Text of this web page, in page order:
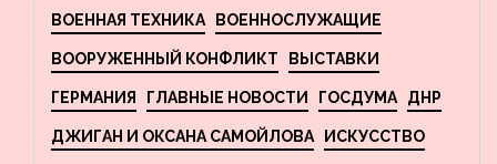
ВОЕННАЯ ТЕХНИКА ВОЕННОСЛУЖАЩИЕ
ВООРУЖЕННЫЙ КОНФЛИКТ ВЫСТАВКИ
ГЕРМАНИЯ ГЛАВНЫЕ НОВОСТИ ГОСДУМА ДНР
ДЖИГАН И ОКСАНА САМОЙЛОВА ИСКУССТВО